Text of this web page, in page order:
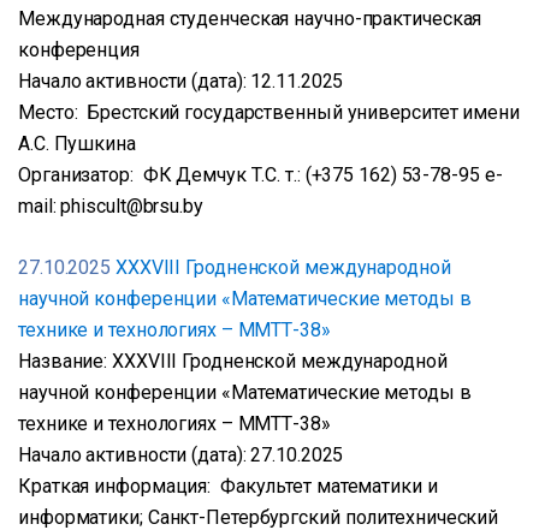
Международная студенческая научно-практическая
конференция
Начало активности (дата): 12.11.2025
Место: Брестский государственный университет имени
А.С. Пушкина
Организатор: ФК Демчук Т.С. т.: (+375 162) 53-78-95 e-
mail: phiscult@brsu.by
27.10.2025 XXXVIII Гродненской международной
научной конференции «Математические методы в
технике и технологиях – ММТТ-38»
Название: XXXVIII Гродненской международной
научной конференции «Математические методы в
технике и технологиях – ММТТ-38»
Начало активности (дата): 27.10.2025
Краткая информация: Факультет математики и
информатики; Санкт-Петербургский политехнический